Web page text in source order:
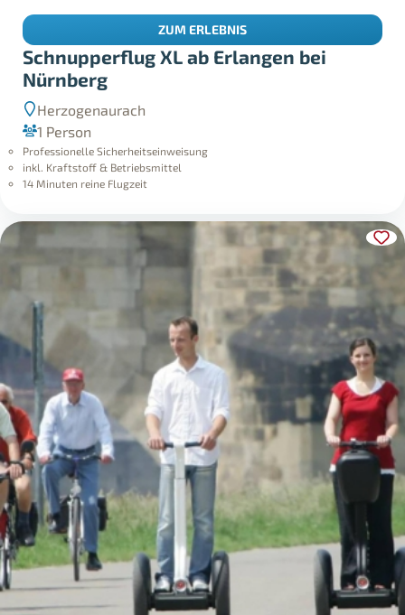
Schnupperflug XL ab Erlangen bei
Nürnberg
Herzogenaurach
1 Person
Professionelle Sicherheitseinweisung
inkl. Kraftstoff & Betriebsmittel
14 Minuten reine Flugzeit
ZUM ERLEBNIS